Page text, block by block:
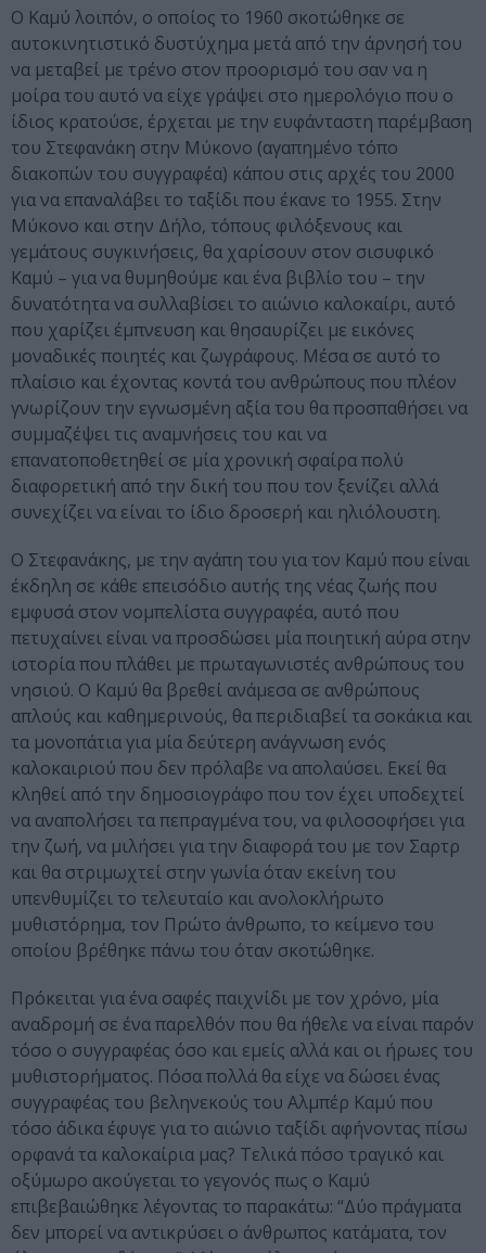
Ο Καμύ λοιπόν, ο οποίος το 1960 σκοτώθηκε σε
αυτοκινητιστικό δυστύχημα μετά από την άρνησή του
να μεταβεί με τρένο στον προορισμό του σαν να η
μοίρα του αυτό να είχε γράψει στο ημερολόγιο που ο
ίδιος κρατούσε, έρχεται με την ευφάνταστη παρέμβαση
του Στεφανάκη στην Μύκονο (αγαπημένο τόπο
διακοπών του συγγραφέα) κάπου στις αρχές του 2000
για να επαναλάβει το ταξίδι που έκανε το 1955. Στην
Μύκονο και στην Δήλο, τόπους φιλόξενους και
γεμάτους συγκινήσεις, θα χαρίσουν στον σισυφικό
Καμύ – για να θυμηθούμε και ένα βιβλίο του – την
δυνατότητα να συλλαβίσει το αιώνιο καλοκαίρι, αυτό
που χαρίζει έμπνευση και θησαυρίζει με εικόνες
μοναδικές ποιητές και ζωγράφους. Μέσα σε αυτό το
πλαίσιο και έχοντας κοντά του ανθρώπους που πλέον
γνωρίζουν την εγνωσμένη αξία του θα προσπαθήσει να
συμμαζέψει τις αναμνήσεις του και να
επανατοποθετηθεί σε μία χρονική σφαίρα πολύ
διαφορετική από την δική του που τον ξενίζει αλλά
συνεχίζει να είναι το ίδιο δροσερή και ηλιόλουστη.
Ο Στεφανάκης, με την αγάπη του για τον Καμύ που είναι
έκδηλη σε κάθε επεισόδιο αυτής της νέας ζωής που
εμφυσά στον νομπελίστα συγγραφέα, αυτό που
πετυχαίνει είναι να προσδώσει μία ποιητική αύρα στην
ιστορία που πλάθει με πρωταγωνιστές ανθρώπους του
νησιού. Ο Καμύ θα βρεθεί ανάμεσα σε ανθρώπους
απλούς και καθημερινούς, θα περιδιαβεί τα σοκάκια και
τα μονοπάτια για μία δεύτερη ανάγνωση ενός
καλοκαιριού που δεν πρόλαβε να απολαύσει. Εκεί θα
κληθεί από την δημοσιογράφο που τον έχει υποδεχτεί
να αναπολήσει τα πεπραγμένα του, να φιλοσοφήσει για
την ζωή, να μιλήσει για την διαφορά του με τον Σαρτρ
και θα στριμωχτεί στην γωνία όταν εκείνη του
υπενθυμίζει το τελευταίο και ανολοκλήρωτο
μυθιστόρημα, τον Πρώτο άνθρωπο, το κείμενο του
οποίου βρέθηκε πάνω του όταν σκοτώθηκε.
Πρόκειται για ένα σαφές παιχνίδι με τον χρόνο, μία
αναδρομή σε ένα παρελθόν που θα ήθελε να είναι παρόν
τόσο ο συγγραφέας όσο και εμείς αλλά και οι ήρωες του
μυθιστορήματος. Πόσα πολλά θα είχε να δώσει ένας
συγγραφέας του βεληνεκούς του Αλμπέρ Καμύ που
τόσο άδικα έφυγε για το αιώνιο ταξίδι αφήνοντας πίσω
ορφανά τα καλοκαίρια μας? Τελικά πόσο τραγικό και
οξύμωρο ακούγεται το γεγονός πως ο Καμύ
επιβεβαιώθηκε λέγοντας το παρακάτω: “Δύο πράγματα
δεν μπορεί να αντικρύσει ο άνθρωπος κατάματα, τον